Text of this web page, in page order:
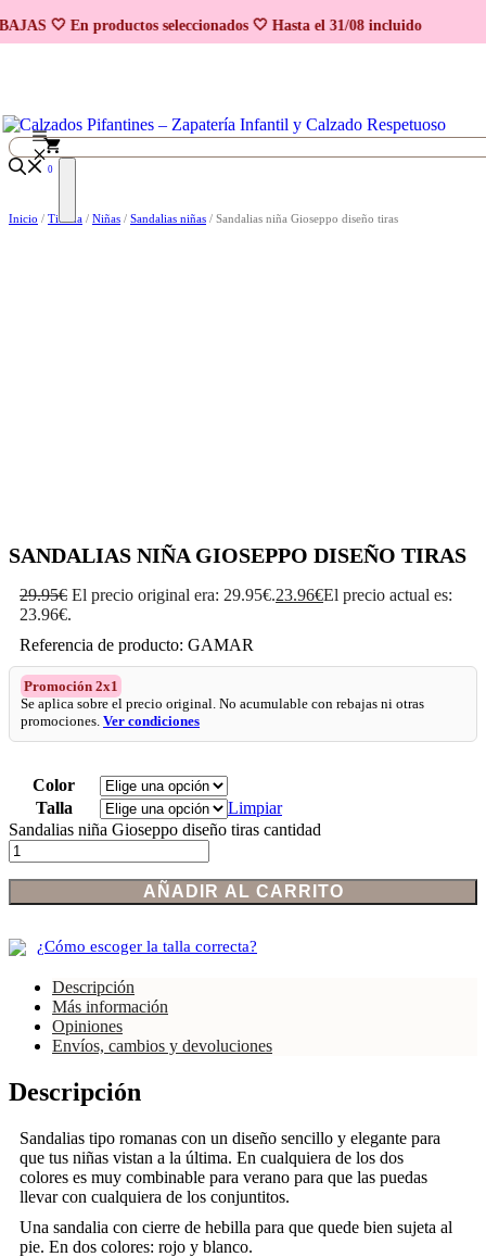
🤍 En productos seleccionados 🤍 Hasta el 31/08 incluido
Saltar al contenido
0
Inicio / Tienda / Niñas / Sandalias niñas / Sandalias niña Gioseppo diseño tiras
SANDALIAS NIÑA GIOSEPPO DISEÑO TIRAS
29.95€ El precio original era: 29.95€.23.96€El precio actual es:
23.96€.
Referencia de producto: GAMAR
Promoción 2x1
Se aplica sobre el precio original. No acumulable con rebajas ni otras
promociones. Ver condiciones
Color
Talla
Limpiar
Sandalias niña Gioseppo diseño tiras cantidad
AÑADIR AL CARRITO
¿Cómo escoger la talla correcta?
Descripción
Más información
Opiniones
Envíos, cambios y devoluciones
Descripción
Sandalias tipo romanas con un diseño sencillo y elegante para
que tus niñas vistan a la última. En cualquiera de los dos
colores es muy combinable para verano para que las puedas
llevar con cualquiera de los conjuntitos.
Una sandalia con cierre de hebilla para que quede bien sujeta al
pie. En dos colores: rojo y blanco.